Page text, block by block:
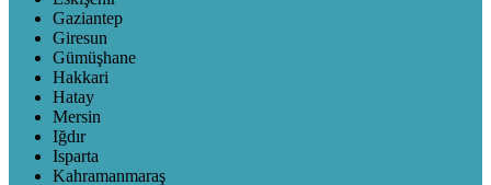
Gaziantep
Giresun
Gümüşhane
Hakkari
Hatay
Mersin
Iğdır
Isparta
Kahramanmaraş